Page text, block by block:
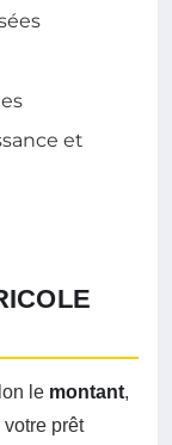
et
le montant,
votre prêt